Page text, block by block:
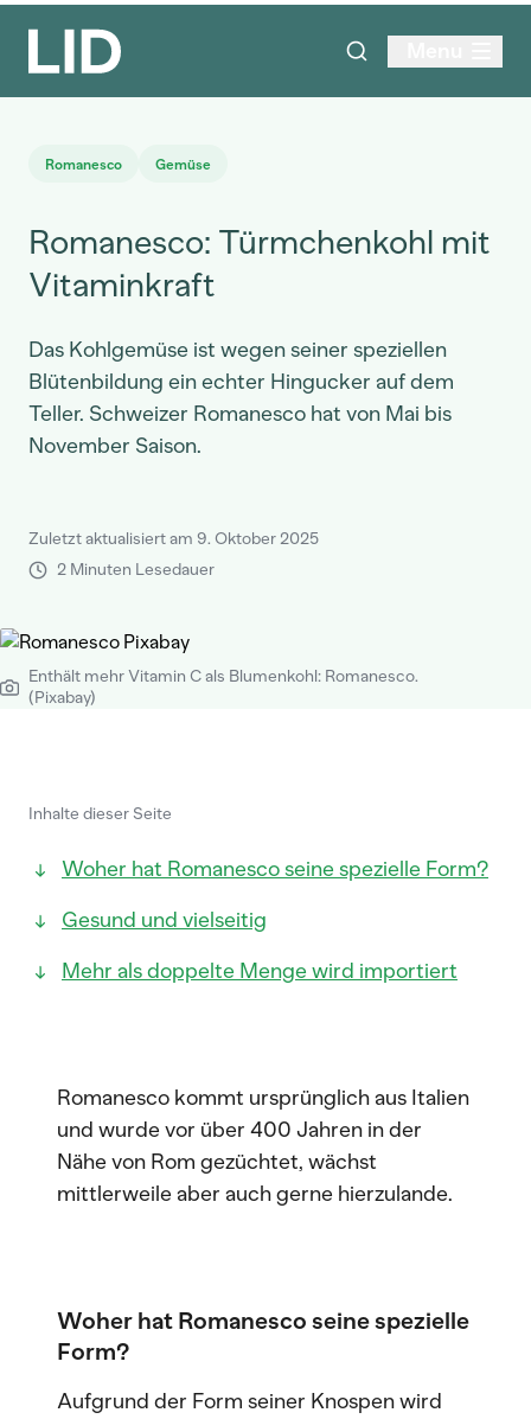
Romanesco Gemüse
Romanesco: Türmchenkohl mit
Vitaminkraft
Das Kohlgemüse ist wegen seiner speziellen
Blütenbildung ein echter Hingucker auf dem
Teller. Schweizer Romanesco hat von Mai bis
November Saison.
Zuletzt aktualisiert am 9. Oktober 2025
2 Minuten Lesedauer
Enthält mehr Vitamin C als Blumenkohl: Romanesco.
(Pixabay)
Inhalte dieser Seite
Woher hat Romanesco seine spezielle Form?
Gesund und vielseitig
Mehr als doppelte Menge wird importiert
Romanesco kommt ursprünglich aus Italien
und wurde vor über 400 Jahren in der
Nähe von Rom gezüchtet, wächst
mittlerweile aber auch gerne hierzulande.
Woher hat Romanesco seine spezielle
Form?
Aufgrund der Form seiner Knospen wird